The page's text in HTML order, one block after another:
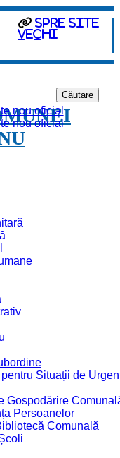
Spre site
vechi
Situații de
Gospodărire
Persoanelor
Comunală